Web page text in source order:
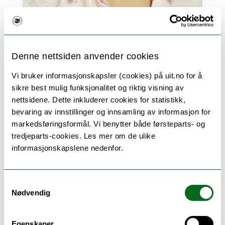
Denne nettsiden anvender cookies
Vi bruker informasjonskapsler (cookies) på uit.no for å
sikre best mulig funksjonalitet og riktig visning av
nettsidene. Dette inkluderer cookies for statistikk,
bevaring av innstillinger og innsamling av informasjon for
markedsføringsformål. Vi benytter både førsteparts- og
tredjeparts-cookies. Les mer om de ulike
informasjonskapslene nedenfor.
Nødvendig
universitetsmuseum.
Vil gi oss verdifull kunnskap om
forhistorien i landsdelen
– Funnene fra utgravningen gir verdifull
kunnskap om tidligere tiders gravskikk og
om mennesker og dyr som holdt til i dette
området i vikingtid. Riksantikvaren
kulturhistorisk verdi, sier Isa Trøim,
hos Riksantikvaren. Det er Riksantikvaren